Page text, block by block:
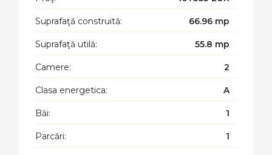
Suprafaţă construită: 66.96 mp
Suprafaţă utilă: 55.8 mp
Camere: 2
Clasa energetica: A
Băi: 1
Parcări: 1